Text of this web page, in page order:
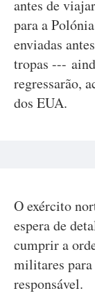
antes de
para a
enviadas
tropas ---
regressarão,
dos EUA.
O exército
espera de
cumprir a
militares para
responsável.